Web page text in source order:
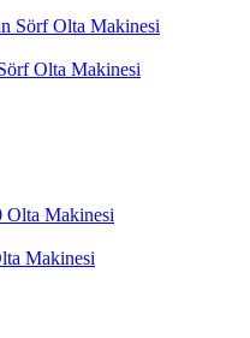
Olta Makinesi
Makinesi